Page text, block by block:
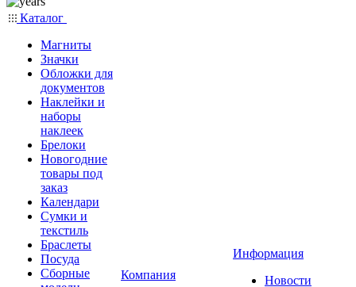
Каталог
Магниты
Значки
Обложки для
документов
Наклейки и
наборы
наклеек
Брелоки
Новогодние
товары под
заказ
Календари
Сумки и
текстиль
Браслеты
Посуда
Сборные
Компания
Информация
Новости